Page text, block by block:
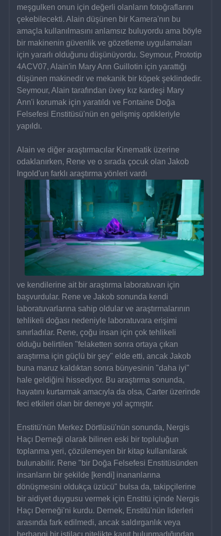
meşgulken onun için değerli olanların fotoğraflarını
çekebilecekti. Alain düşünen bir Kamera'nın bu
amaçla kullanılmasını anlamsız buluyordu ama böyle
bir makinenin güvenlik ve gözetleme uygulamaları
için yararlı olduğunu düşünüyordu. Seymour, Prototip
4ACV07, Alain'in Mary Ann Guillotin için yarattığı
düşünen makinedir ve mekanik bir köpek şeklindedir.
Seymour, Alain tarafından üvey kız kardeşi Mary
Ann'i korumak için yaratıldı ve Fontaine Doğa
Felsefesi Enstitüsü'nün en gelişmiş optikleriyle
yapıldı.
Alain ve diğer araştırmacılar Kinematik üzerine
odaklanırken, Rene ve o sırada çocuk olan Jakob
Ingold'un farklı araştırma yönleri vardı
ve kendilerine ait bir araştırma laboratuvarı için
başvurdular. Rene ve Jakob sonunda kendi
laboratuvarlarına sahip oldular ve araştırmalarının
tehlikeli doğası nedeniyle laboratuvara erişimi
sınırladılar. Rene, çoğu insan için çok tehlikeli
olduğu belirtilen "felaketten sonra ortaya çıkan
araştırma için güçlü bir şey" elde etti, ancak Jakob
buna maruz kaldıktan sonra bünyesinin "daha iyi"
hale geldiğini hissediyor. Bu araştırma sonunda,
hayatını kurtarmak amacıyla da olsa, Carter üzerinde
feci etkileri olan bir deneye yol açmıştır.
Enstitü'nün Merkez Dörtlüsü'nün sonunda, Nergis
Haçı Derneği olarak bilinen eski bir topluluğun
toplanma yeri, çözülemeyen bir kitap kullanılarak
bulunabilir. Rene "bir Doğa Felsefesi Enstitüsünden
insanların bir şekilde [kendi] inananlarına
dönüşmesini oldukça üzücü" bulsa da, takipçilerine
bir aidiyet duygusu vermek için Enstitü içinde Nergis
Haçı Derneği'ni kurdu. Dernek, Enstitü'nün liderleri
arasında fark edilmedi, ancak saldırganlık veya